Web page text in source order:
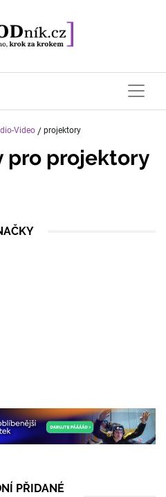
Video / projektory
pro projektory
PŘIDANÉ